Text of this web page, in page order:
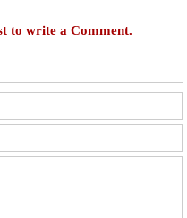
to write a Comment.